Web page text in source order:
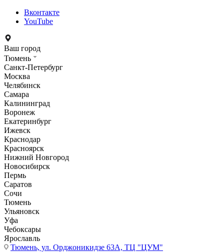
Вконтакте
YouTube
Ваш город
Тюмень
Санкт-Петербург
Москва
Челябинск
Самара
Калининград
Воронеж
Екатеринбург
Ижевск
Краснодар
Красноярск
Нижний Новгород
Новосибирск
Пермь
Саратов
Сочи
Тюмень
Ульяновск
Уфа
Чебоксары
Ярославль
Тюмень, ул. Орджоникидзе 63А, ТЦ "ЦУМ"